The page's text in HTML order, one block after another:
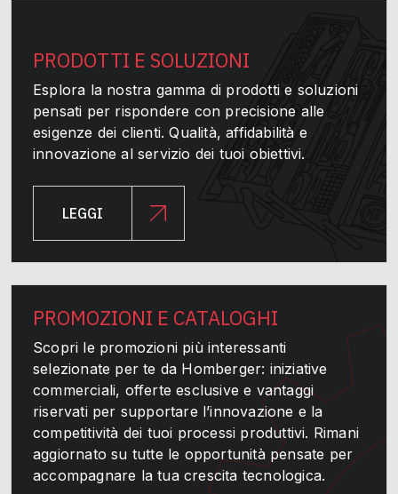
PRODOTTI E SOLUZIONI
Esplora la nostra gamma di prodotti e soluzioni
pensati per rispondere con precisione alle
esigenze dei clienti. Qualità, affidabilità e
innovazione al servizio dei tuoi obiettivi.
LEGGI
PROMOZIONI E CATALOGHI
Scopri le promozioni più interessanti
selezionate per te da Homberger: iniziative
commerciali, offerte esclusive e vantaggi
riservati per supportare l’innovazione e la
competitività dei tuoi processi produttivi. Rimani
aggiornato su tutte le opportunità pensate per
accompagnare la tua crescita tecnologica.